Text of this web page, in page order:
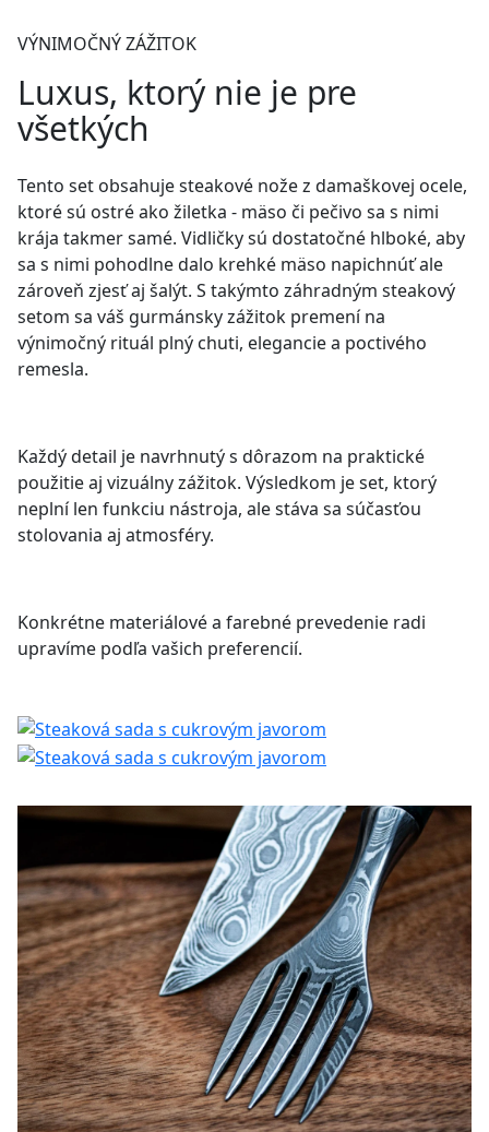
VÝNIMOČNÝ ZÁŽITOK
Luxus, ktorý nie je pre
všetkých
Tento set obsahuje steakové nože z damaškovej ocele,
ktoré sú ostré ako žiletka - mäso či pečivo sa s nimi
krája takmer samé. Vidličky sú dostatočné hlboké, aby
sa s nimi pohodlne dalo krehké mäso napichnúť ale
zároveň zjesť aj šalýt. S takýmto záhradným steakový
setom sa váš gurmánsky zážitok premení na
výnimočný rituál plný chuti, elegancie a poctivého
remesla.
Každý detail je navrhnutý s dôrazom na praktické
použitie aj vizuálny zážitok. Výsledkom je set, ktorý
neplní len funkciu nástroja, ale stáva sa súčasťou
stolovania aj atmosféry.
Konkrétne materiálové a farebné prevedenie radi
upravíme podľa vašich preferencií.